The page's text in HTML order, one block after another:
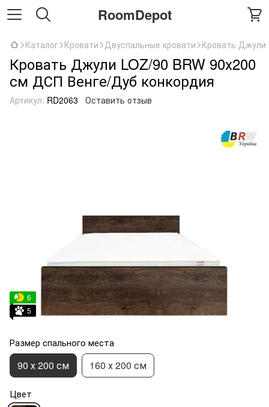
RoomDepot
Каталог Кровати Двуспальные кровати Кровать Джули
Кровать Джули LOZ/90 BRW 90х200
см ДСП Венге/Дуб конкордия
Артикул: RD2063 Оставить отзыв
6
5
Размер спального места
90 х 200 см 160 х 200 см
Цвет